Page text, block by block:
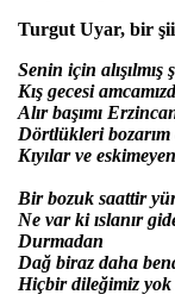
Turgut Uyar, bir
Senin için alışılmış
Kış gecesi
Alır başımı
Dörtlükleri bozarım
Kıyılar ve
Bir bozuk saattir
Ne var kiıslanır
Durmadan
Dağ biraz daha
Hiçbir dileğimiz